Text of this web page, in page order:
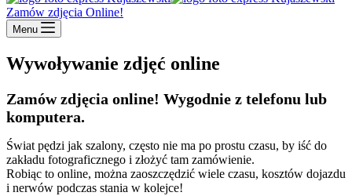
Zamów zdjęcia Online!
Menu
Wywoływanie zdjęć online
Zamów zdjęcia online! Wygodnie z telefonu lub
komputera.
Świat pędzi jak szalony, często nie ma po prostu czasu, by iść do
zakładu fotograficznego i złożyć tam zamówienie.
Robiąc to online, można zaoszczędzić wiele czasu, kosztów dojazdu
i nerwów podczas stania w kolejce!